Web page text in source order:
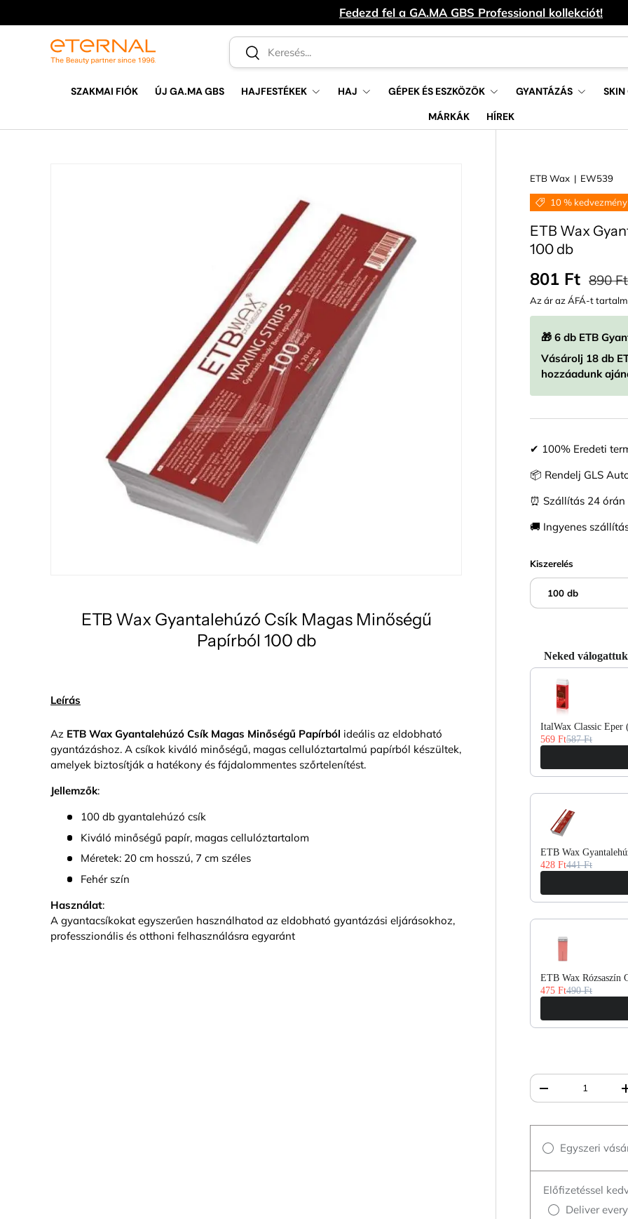
UGRÁS A TARTALOMRA
Fedezd fel a GA.MA GBS Professional kollekciót!
Keresés
Keresés
SZAKMAI FIÓK ÚJ GA.MA GBS HAJFESTÉKEK HAJ GÉPEK ÉS ESZKÖZÖK GYANTÁZÁS
SKIN
MÁRKÁK
HÍREK
ETB Wax | EW539
10 % kedvezmény
ETB Wax
100 db
Eladási ár
801 Ft 890 Ft
Az ár az ÁFÁ-t
🎁 6 db ETB
Vásárolj 18 db
hozzáadunk
✔ 100% Eredeti
📦 Rendelj GLS
⏰ Szállítás 24
🚚 Ingyenes
Kiszerelés
100 db
Neked
Use the Previous
ItalWax Classic
569 Ft587 Ft
ETB Wax
428 Ft441 Ft
ETB Wax Rózsaszín
475 Ft490 Ft
Mennyiség
Egyszeri
Előfizetéssel
Deliver
ETB Wax Gyantalehúzó Csík Magas Minőségű
Papírból 100 db
Leírás
Az ETB Wax Gyantalehúzó Csík Magas Minőségű Papírból ideális az eldobható
gyantázáshoz. A csíkok kiváló minőségű, magas cellulóztartalmú papírból készültek,
amelyek biztosítják a hatékony és fájdalommentes szőrtelenítést.
Jellemzők:
100 db gyantalehúzó csík
Kiváló minőségű papír, magas cellulóztartalom
Méretek: 20 cm hosszú, 7 cm széles
Fehér szín
Használat:
A gyantacsíkokat egyszerűen használhatod az eldobható gyantázási eljárásokhoz,
professzionális és otthoni felhasználásra egyaránt